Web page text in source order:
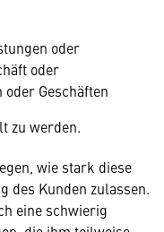
oder
oder
Geschäften
zu werden.
wie stark diese
des Kunden zulassen.
eine schwierig